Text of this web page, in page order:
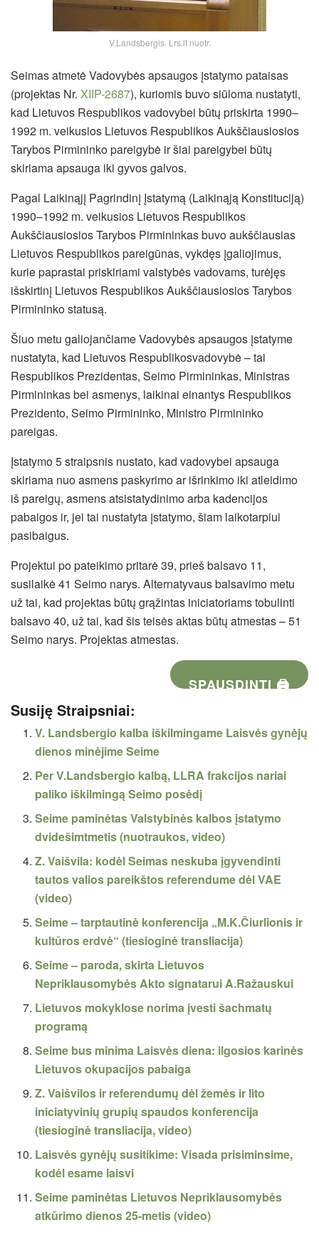
V.Landsbergis. Lrs.lt nuotr.
Seimas atmetė Vadovybės apsaugos įstatymo pataisas
(projektas Nr. XIIP-2687), kuriomis buvo siūloma nustatyti,
kad Lietuvos Respublikos vadovybei būtų priskirta 1990–
1992 m. veikusios Lietuvos Respublikos Aukščiausiosios
Tarybos Pirmininko pareigybė ir šiai pareigybei būtų
skiriama apsauga iki gyvos galvos.
Pagal Laikinąjį Pagrindinį Įstatymą (Laikinąją Konstituciją)
1990–1992 m. veikusios Lietuvos Respublikos
Aukščiausiosios Tarybos Pirmininkas buvo aukščiausias
Lietuvos Respublikos pareigūnas, vykdęs įgaliojimus,
kurie paprastai priskiriami valstybės vadovams, turėjęs
išskirtinį Lietuvos Respublikos Aukščiausiosios Tarybos
Pirmininko statusą.
Šiuo metu galiojančiame Vadovybės apsaugos įstatyme
nustatyta, kad Lietuvos Respublikosvadovybė – tai
Respublikos Prezidentas, Seimo Pirmininkas, Ministras
Pirmininkas bei asmenys, laikinai einantys Respublikos
Prezidento, Seimo Pirmininko, Ministro Pirmininko
pareigas.
Įstatymo 5 straipsnis nustato, kad vadovybei apsauga
skiriama nuo asmens paskyrimo ar išrinkimo iki atleidimo
iš pareigų, asmens atsistatydinimo arba kadencijos
pabaigos ir, jei tai nustatyta įstatymo, šiam laikotarpiui
pasibaigus.
Projektui po pateikimo pritarė 39, prieš balsavo 11,
susilaikė 41 Seimo narys. Alternatyvaus balsavimo metu
už tai, kad projektas būtų grąžintas iniciatoriams tobulinti
balsavo 40, už tai, kad šis teisės aktas būtų atmestas – 51
Seimo narys. Projektas atmestas.
SPAUSDINTI 🖨
Susiję Straipsniai:
V. Landsbergio kalba iškilmingame Laisvės gynėjų
dienos minėjime Seime
Per V.Landsbergio kalbą, LLRA frakcijos nariai
paliko iškilmingą Seimo posėdį
Seime paminėtas Valstybinės kalbos įstatymo
dvidešimtmetis (nuotraukos, video)
Z. Vaišvila: kodėl Seimas neskuba įgyvendinti
tautos valios pareikštos referendume dėl VAE
(video)
Seime – tarptautinė konferencija „M.K.Čiurlionis ir
kultūros erdvė“ (tiesioginė transliacija)
Seime – paroda, skirta Lietuvos
Nepriklausomybės Akto signatarui A.Ražauskui
Lietuvos mokyklose norima įvesti šachmatų
programą
Seime bus minima Laisvės diena: ilgosios karinės
Lietuvos okupacijos pabaiga
Z. Vaišvilos ir referendumų dėl žemės ir lito
iniciatyvinių grupių spaudos konferencija
(tiesioginė transliacija, video)
Laisvės gynėjų susitikime: Visada prisiminsime,
kodėl esame laisvi
Seime paminėtas Lietuvos Nepriklausomybės
atkūrimo dienos 25-metis (video)